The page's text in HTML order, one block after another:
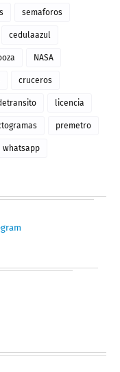
semaforos
cedulaazul
NASA
cruceros
licencia
premetro
whatsapp